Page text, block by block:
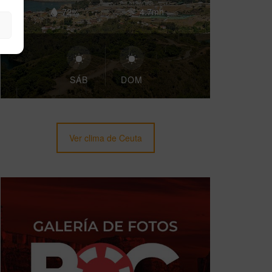
72% 4.7mh
SÁB DOM
Ver clima de Ceuta